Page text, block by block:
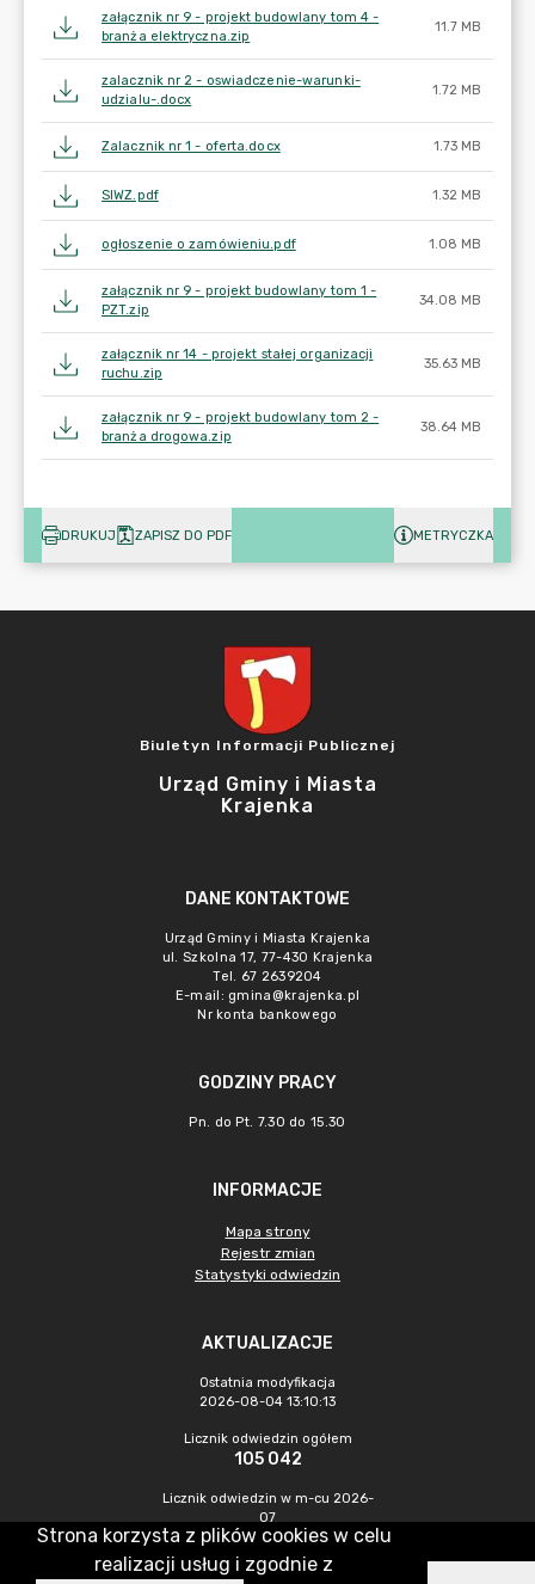
załącznik nr 9 - projekt budowlany tom 4 -
branża elektryczna.zip
11.7 MB
zalacznik nr 2 - oswiadczenie-warunki-
udzialu-.docx
1.72 MB
Zalacznik nr 1 - oferta.docx 1.73 MB
SIWZ.pdf 1.32 MB
ogłoszenie o zamówieniu.pdf 1.08 MB
załącznik nr 9 - projekt budowlany tom 1 -
PZT.zip
34.08 MB
załącznik nr 14 - projekt stałej organizacji
ruchu.zip
35.63 MB
załącznik nr 9 - projekt budowlany tom 2 -
branża drogowa.zip
38.64 MB
DRUKUJ ZAPISZ DO PDF METRYCZKA
Biuletyn Informacji Publicznej
Urząd Gminy i Miasta
Krajenka
DANE KONTAKTOWE
Urząd Gminy i Miasta Krajenka
ul. Szkolna 17, 77-430 Krajenka
Tel. 67 2639204
E-mail: gmina@krajenka.pl
Nr konta bankowego
GODZINY PRACY
Pn. do Pt. 7.30 do 15.30
INFORMACJE
Mapa strony
Rejestr zmian
Statystyki odwiedzin
AKTUALIZACJE
Ostatnia modyfikacja
2026-08-04 13:10:13
Licznik odwiedzin ogółem
105 042
Licznik odwiedzin w m-cu 2026-
07
418
Strona korzysta z plików cookies w celu
realizacji usług i zgodnie z